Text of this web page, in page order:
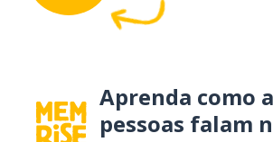
Aprenda como
pessoas falam